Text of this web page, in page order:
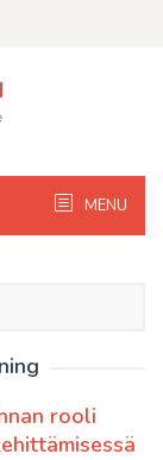
MENU
rooli